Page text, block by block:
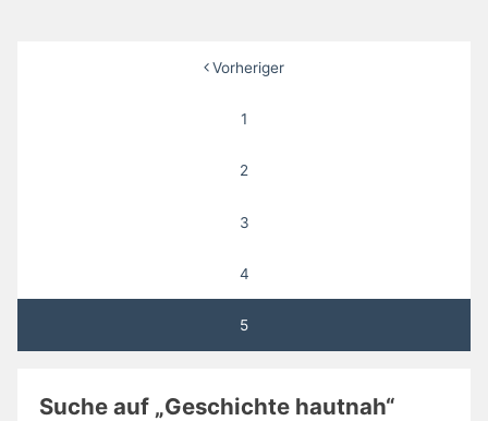
Seitennummerierung
Vorheriger
1
2
3
4
5
Suche auf „Geschichte hautnah“